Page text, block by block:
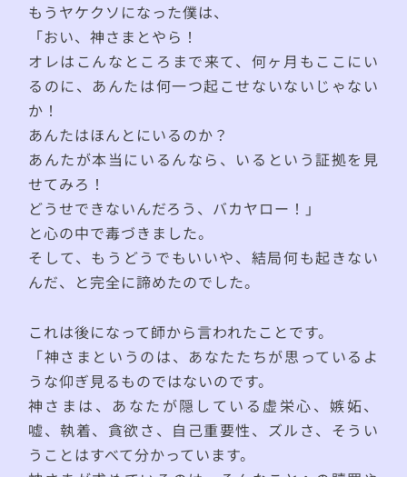
もうヤケクソになった僕は、
「おい、神さまとやら！
オレはこんなところまで来て、何ヶ月もここにい
るのに、あんたは何一つ起こせないないじゃない
か！
あんたはほんとにいるのか？
あんたが本当にいるんなら、いるという証拠を見
せてみろ！
どうせできないんだろう、バカヤロー！」
と心の中で毒づきました。
そして、もうどうでもいいや、結局何も起きない
んだ、と完全に諦めたのでした。
これは後になって師から言われたことです。
「神さまというのは、あなたたちが思っているよ
うな仰ぎ見るものではないのです。
神さまは、あなたが隠している虚栄心、嫉妬、
嘘、執着、貪欲さ、自己重要性、ズルさ、そうい
うことはすべて分かっています。